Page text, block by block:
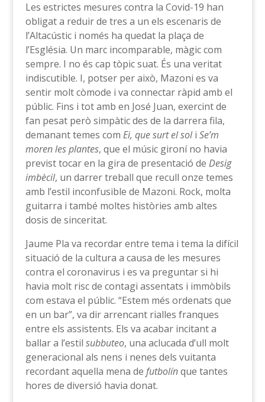
Les estrictes mesures contra la Covid-19 han
obligat a reduir de tres a un els escenaris de
l’Altacústic i només ha quedat la plaça de
l’Església. Un marc incomparable, màgic com
sempre. I no és cap tòpic suat. És una veritat
indiscutible. I, potser per això, Mazoni es va
sentir molt còmode i va connectar ràpid amb el
públic. Fins i tot amb en José Juan, exercint de
fan pesat però simpàtic des de la darrera fila,
demanant temes com Ei, que surt el soli Se’m
moren les plantes, que el músic gironí no havia
previst tocar en la gira de presentació de Desig
imbècil, un darrer treball que recull onze temes
amb l’estil inconfusible de Mazoni. Rock, molta
guitarra i també moltes històries amb altes
dosis de sinceritat.
Jaume Pla va recordar entre tema i tema la difícil
situació de la cultura a causa de les mesures
contra el coronavirus i es va preguntar si hi
havia molt risc de contagi assentats i immòbils
com estava el públic. “Estem més ordenats que
en un bar”, va dir arrencant rialles franques
entre els assistents. Els va acabar incitant a
ballar a l’estil subbuteo, una aclucada d’ull molt
generacional als nens i nenes dels vuitanta
recordant aquella mena de futbolínque tantes
hores de diversió havia donat.